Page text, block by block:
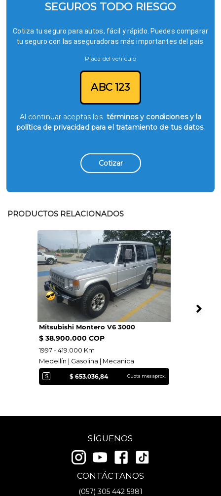
SEGUROS TODO RIESGO
Cotiza tu seguro para autos, fácil y rápido. Puedes comparar
tu seguro con las aseguradoras más importantes del país.
Placa del vehículo
ABC 123
Al continuar aceptas los términos y condiciones y la
política de privacidad para el tratamiento de tus datos.
Cotizar
PRODUCTOS RELACIONADOS
Mitsubishi Montero V6 3000
$ 38.900.000 COP
1997 - 419.000 Km
Medellín | Gasolina | Mecanica
$ $ 653.036,84 Cuota mes aprox.
SÍGUENOS
CONTÁCTANOS
(057)305 442 5981